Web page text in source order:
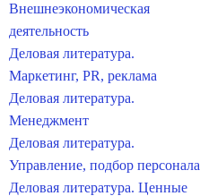
Внешнеэкономическая
деятельность
Деловая литература.
Маркетинг, PR, реклама
Деловая литература.
Менеджмент
Деловая литература.
Управление, подбор персонала
Деловая литература. Ценные